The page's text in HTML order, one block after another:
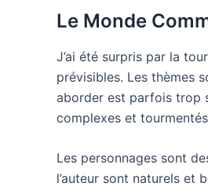
Le Monde
J’ai été surpris par la
prévisibles. Les thèmes
aborder est parfois trop
complexes et
Les personnages sont
l’auteur sont naturels et